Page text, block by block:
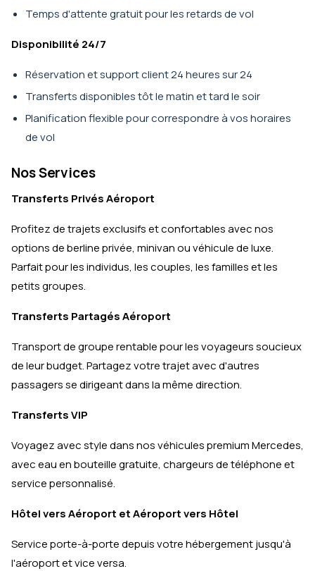
Temps d'attente gratuit pour les retards de vol
Disponibilité 24/7
Réservation et support client 24 heures sur 24
Transferts disponibles tôt le matin et tard le soir
Planification flexible pour correspondre à vos horaires
de vol
Nos Services
Transferts Privés Aéroport
Profitez de trajets exclusifs et confortables avec nos
options de berline privée, minivan ou véhicule de luxe.
Parfait pour les individus, les couples, les familles et les
petits groupes.
Transferts Partagés Aéroport
Transport de groupe rentable pour les voyageurs soucieux
de leur budget. Partagez votre trajet avec d'autres
passagers se dirigeant dans la même direction.
Transferts VIP
Voyagez avec style dans nos véhicules premium Mercedes,
avec eau en bouteille gratuite, chargeurs de téléphone et
service personnalisé.
Hôtel vers Aéroport et Aéroport vers Hôtel
Service porte-à-porte depuis votre hébergement jusqu'à
l'aéroport et vice versa.